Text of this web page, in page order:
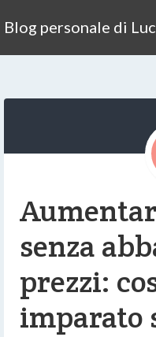
Blog personale di
senza
prezzi:
imparato